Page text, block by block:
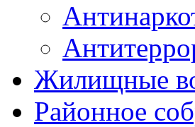
Жилищные
Районное